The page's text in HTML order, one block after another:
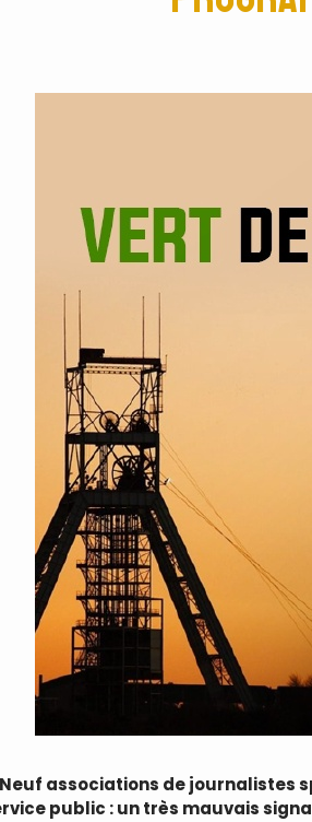
associations de
public : un très mauvais